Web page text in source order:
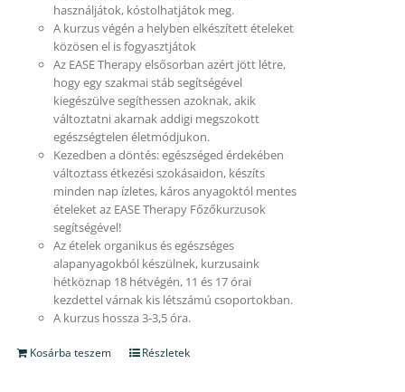
használjátok, kóstolhatjátok meg.
A kurzus végén a helyben elkészített ételeket
közösen el is fogyasztjátok
Az EASE Therapy elsősorban azért jött létre,
hogy egy szakmai stáb segítségével
kiegészülve segíthessen azoknak, akik
változtatni akarnak addigi megszokott
egészségtelen életmódjukon.
Kezedben a döntés: egészséged érdekében
változtass étkezési szokásaidon, készíts
minden nap ízletes, káros anyagoktól mentes
ételeket az EASE Therapy Főzőkurzusok
segítségével!
Az ételek organikus és egészséges
alapanyagokból készülnek, kurzusaink
hétköznap 18 hétvégén, 11 és 17 órai
kezdettel várnak kis létszámú csoportokban.
A kurzus hossza 3-3,5 óra.
Kosárba teszem Részletek